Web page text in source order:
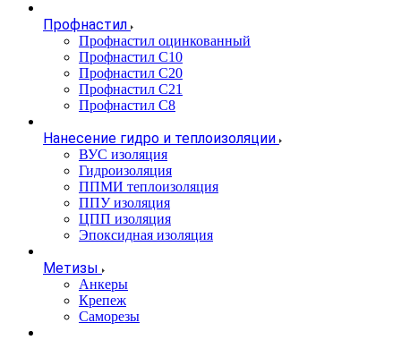
Профнастил
Профнастил оцинкованный
Профнастил С10
Профнастил С20
Профнастил С21
Профнастил С8
Нанесение гидро и теплоизоляции
ВУС изоляция
Гидроизоляция
ППМИ теплоизоляция
ППУ изоляция
ЦПП изоляция
Эпоксидная изоляция
Метизы
Анкеры
Крепеж
Саморезы